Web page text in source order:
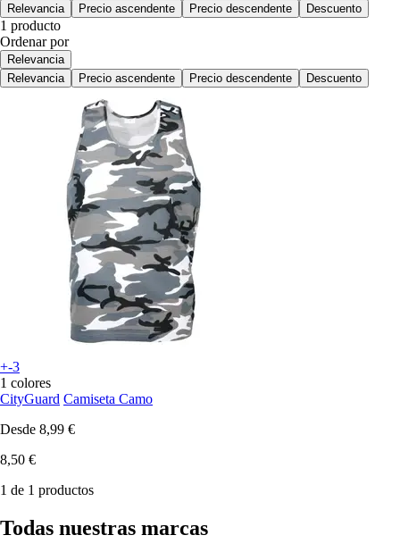
Relevancia
Precio ascendente Precio descendente Descuento
1 producto
Ordenar por
Relevancia
Relevancia
Precio ascendente Precio descendente Descuento
+-3
1 colores
CityGuard Camiseta Camo
Desde 8,99 €
8,50 €
1 de 1 productos
Todas nuestras marcas